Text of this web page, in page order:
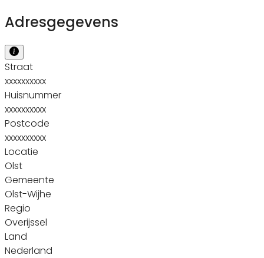
Adresgegevens
Straat
xxxxxxxxxx
Huisnummer
xxxxxxxxxx
Postcode
xxxxxxxxxx
Locatie
Olst
Gemeente
Olst-Wijhe
Regio
Overijssel
Land
Nederland